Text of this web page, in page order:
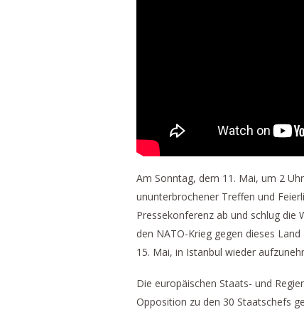
Am Sonntag, dem 11. Mai, um 2
ununterbrochener Treffen und
Pressekonferenz ab und schlug die
den NATO-Krieg gegen dieses
15. Mai, in Istanbul wieder
Die europäischen Staats- und
Opposition zu den 30 Staatschefs